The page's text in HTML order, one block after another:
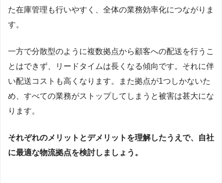
た在庫管理も行いやすく、全体の業務効率化につながりま
す。
一方で分散型のように複数拠点から顧客への配送を行うこ
とはできず、リードタイムは長くなる傾向です。それに伴
い配送コストも高くなります。また拠点が1つしかないた
め、すべての業務がストップしてしまうと被害は甚大にな
ります。
それぞれのメリットとデメリットを理解したうえで、自社
に最適な物流拠点を検討しましょう。